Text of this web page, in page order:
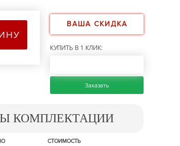
ВАША СКИДКА
КУПИТЬ В 1 КЛИК:
Заказать
КОМПЛЕКТАЦИИ
СТОИМОСТЬ